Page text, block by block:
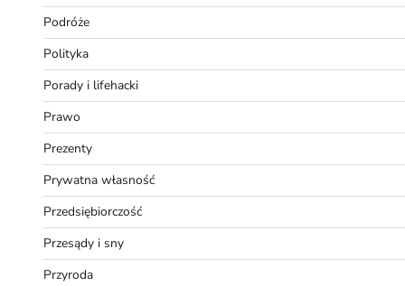
Podróże
Polityka
Porady i lifehacki
Prawo
Prezenty
Prywatna własność
Przedsiębiorczość
Przesądy i sny
Przyroda